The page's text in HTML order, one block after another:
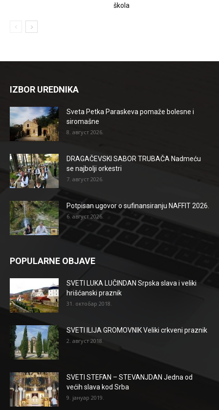
škola
IZBOR UREDNIKA
Sveta Petka Paraskeva pomaže bolesne i
siromašne
8. август 2026.
DRAGAČEVSKI SABOR TRUBAČA Nadmeću
se najbolji orkestri
7. август 2026.
Potpisan ugovor o sufinansiranju NAFFIT 2026.
6. август 2026.
POPULARNE OBJAVE
SVETI LUKA LUČINDAN Srpska slava i veliki
hrišćanski praznik
31. октобар 2018.
SVETI ILIJA GROMOVNIK Veliki crkveni praznik
2. август 2018.
SVETI STEFAN – STEVANJDAN Jedna od
većih slava kod Srba
9. јануар 2019.